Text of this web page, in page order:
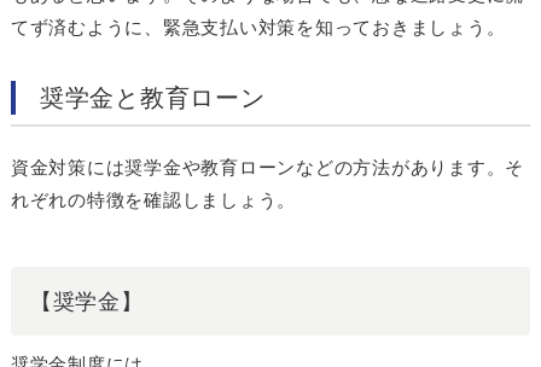
てず済むように、緊急支払い対策を知っておきましょう。
奨学金と教育ローン
資金対策には奨学金や教育ローンなどの方法があります。そ
れぞれの特徴を確認しましょう。
【奨学金】